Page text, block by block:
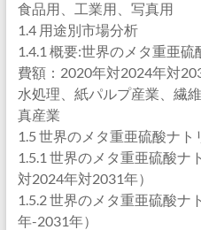
食品用、工業用、写真用
1.4 用途別市場分析
1.4.1 概要:世界のメタ重亜
費額：2020年対2024年対
水処理、紙パルプ産業、繊
真産業
1.5 世界のメタ重亜硫酸ナ
1.5.1 世界のメタ重亜硫酸ナ
対2024年対2031年）
1.5.2 世界のメタ重亜硫酸ナ
年-2031年）